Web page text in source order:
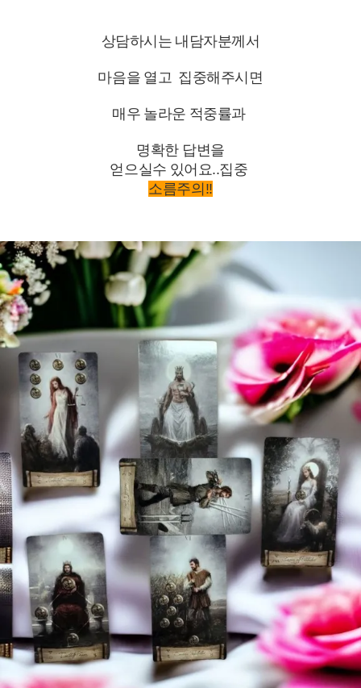
상담하시는 내담자분께서
마음을 열고 집중해주시면
매우 놀라운 적중률과
명확한 답변을
얻으실수 있어요..집중
소름주의!!